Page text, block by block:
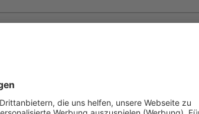
Krebse, Kopffüßer und Muscheln